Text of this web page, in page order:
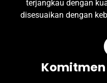
terjangkau dengan
disesuaikan dengan